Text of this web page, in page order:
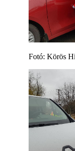
Fotó: Körös